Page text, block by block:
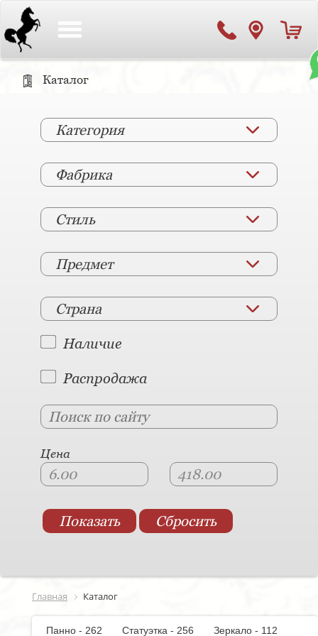
Каталог
Категория
Фабрика
Стиль
Предмет
Страна
Наличие
Распродажа
Цена
Главная Каталог
Панно - 262 Статуэтка - 256
Зеркало - 112